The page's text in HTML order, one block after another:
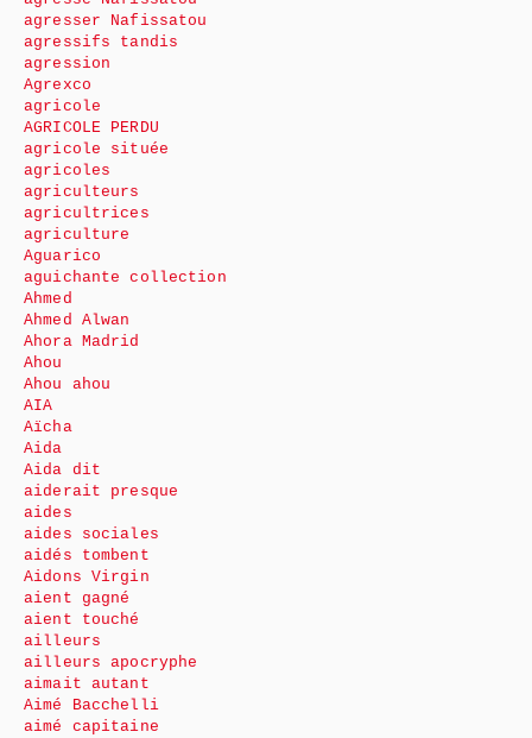
agresser Nafissatou
agressifs tandis
agression
Agrexco
agricole
AGRICOLE PERDU
agricole située
agricoles
agriculteurs
agricultrices
agriculture
Aguarico
aguichante collection
Ahmed
Ahmed Alwan
Ahora Madrid
Ahou
Ahou ahou
AIA
Aïcha
Aida
Aida dit
aiderait presque
aides
aides sociales
aidés tombent
Aidons Virgin
aient gagné
aient touché
ailleurs
ailleurs apocryphe
aimait autant
Aimé Bacchelli
aimé capitaine